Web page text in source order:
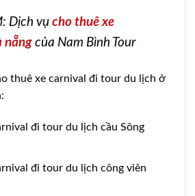
Dịch vụ cho thuê xe
nẵng của Nam Bình Tour
thuê xe carnival đi tour du lịch ở
đi tour du lịch cầu Sông
đi tour du lịch công viên